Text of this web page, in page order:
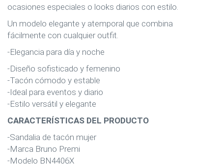
ocasiones especiales o looks diarios con estilo.
Un modelo elegante y atemporal que combina
fácilmente con cualquier outfit.
-Elegancia para día y noche
-Diseño sofisticado y femenino
-Tacón cómodo y estable
-Ideal para eventos y diario
-Estilo versátil y elegante
CARACTERÍSTICAS DEL PRODUCTO
-Sandalia de tacón mujer
-Marca Bruno Premi
-Modelo BN4406X